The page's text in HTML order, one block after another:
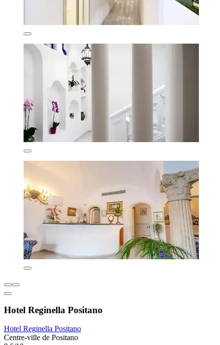
Hotel Reginella Positano
Hotel Reginella Positano
Centre-ville de Positano